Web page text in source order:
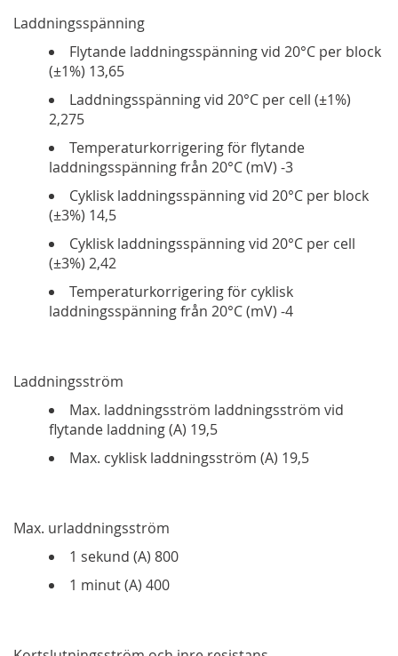
Laddningsspänning
Flytande laddningsspänning vid 20°C per block
(±1%) 13,65
Laddningsspänning vid 20°C per cell (±1%)
2,275
Temperaturkorrigering för flytande
laddningsspänning från 20°C (mV) -3
Cyklisk laddningsspänning vid 20°C per block
(±3%) 14,5
Cyklisk laddningsspänning vid 20°C per cell
(±3%) 2,42
Temperaturkorrigering för cyklisk
laddningsspänning från 20°C (mV) -4
Laddningsström
Max. laddningsström laddningsström vid
flytande laddning (A) 19,5
Max. cyklisk laddningsström (A) 19,5
Max. urladdningsström
1 sekund (A) 800
1 minut (A) 400